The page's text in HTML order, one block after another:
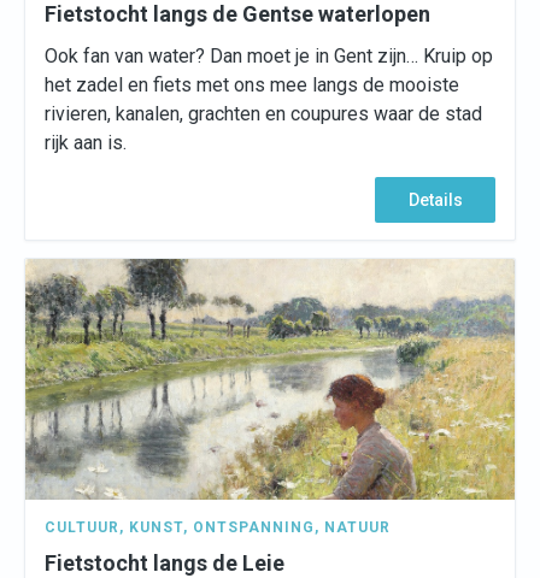
Fietstocht langs de Gentse waterlopen
Ook fan van water? Dan moet je in Gent zijn… Kruip op
het zadel en fiets met ons mee langs de mooiste
rivieren, kanalen, grachten en coupures waar de stad
rijk aan is.
Details
CULTUUR , KUNST, ONTSPANNING , NATUUR
Fietstocht langs de Leie